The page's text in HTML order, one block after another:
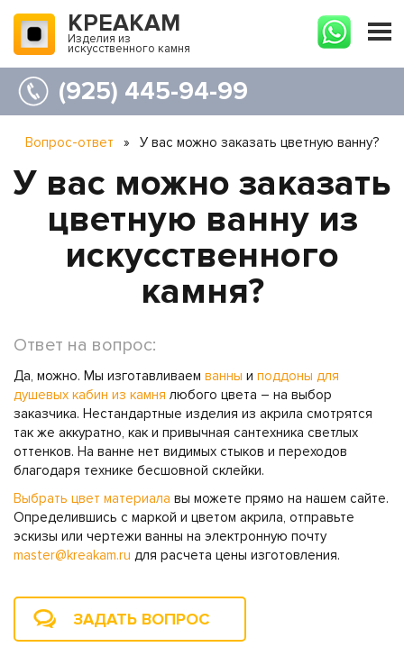
КРЕАКАМ
Изделия из
искусственного камня
(925) 445-94-99
Вопрос-ответ » У вас можно заказать цветную ванну?
У вас можно заказать
цветную ванну из
искусственного
камня?
Ответ на вопрос:
Да, можно. Мы изготавливаем ванны и поддоны для
душевых кабин из камня любого цвета – на выбор
заказчика. Нестандартные изделия из акрила смотрятся
так же аккуратно, как и привычная сантехника светлых
оттенков. На ванне нет видимых стыков и переходов
благодаря технике бесшовной склейки.
Выбрать цвет материала вы можете прямо на нашем сайте.
Определившись с маркой и цветом акрила, отправьте
эскизы или чертежи ванны на электронную почту
master@kreakam.ru для расчета цены изготовления.
ЗАДАТЬ ВОПРОС